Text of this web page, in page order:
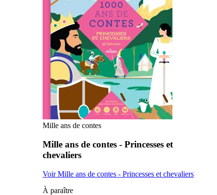
Mille ans de contes
Mille ans de contes - Princesses et
chevaliers
Voir Mille ans de contes - Princesses et chevaliers
À paraître